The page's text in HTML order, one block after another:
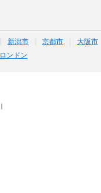
新潟市 京都市 大阪市
ンドン